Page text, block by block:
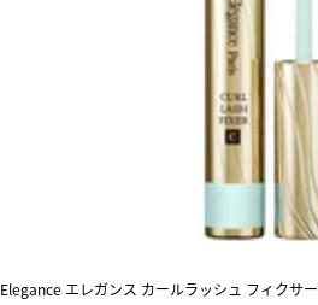
Elegance エレガンス カールラッシュ フィクサー